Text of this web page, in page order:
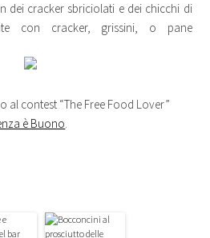
dei cracker sbriciolati e dei chicchi di
con cracker, grissini, o pane
al contest “The Free Food Lover”
è Buono.